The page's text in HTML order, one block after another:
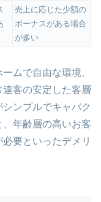
売上に応じた少額の
ボーナスがある場合
が多い
ムで自由な環境、
連客の安定した客層
ンプルでキャバク
年齢層の高いお客
要といったデメリ